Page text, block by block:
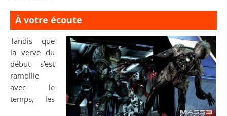
À votre écoute
Tandis que
la verve du
début s’est
ramollie
avec le
temps, les